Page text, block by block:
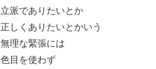
立派でありたいとか
正しくありたいとかいう
無理な緊張には
色目を使わず